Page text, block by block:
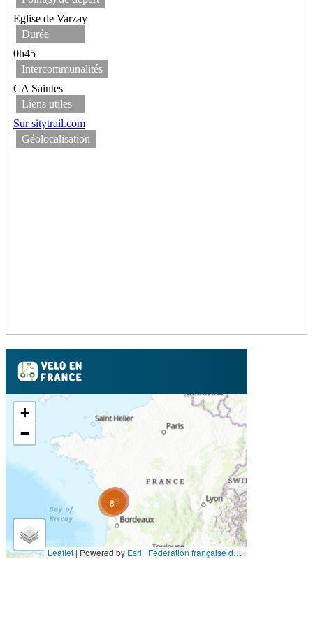
Eglise de Varzay
Durée
0h45
Intercommunalités
CA Saintes
Liens utiles
Sur sitytrail.com
Géolocalisation